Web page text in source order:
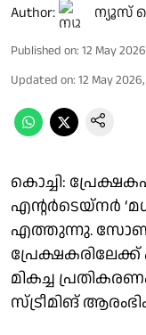
Author: ന്യൂസ്
Published on: 12 May
Updated on: 12 May
കൊച്ചി:
എന്റർടെയ്‌നർ
എത്തുന്നു.
മികച്ച
സ്ട്രീമിങ്